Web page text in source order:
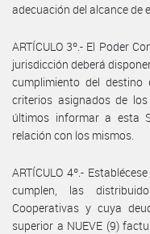
adecuación del alcance de
ARTÍCULO 3º.- El Poder
jurisdicción deberá
cumplimiento del
criterios asignados de
últimos informar a esta
relación con los mismos.
ARTÍCULO 4º.-
cumplen, las
Cooperativas y cuya
superior a NUEVE (9)